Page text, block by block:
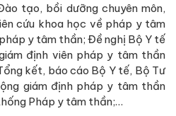
tạo, bồi dưỡng chuyên môn,
cứu khoa học về pháp y tâm
y tâm thần; Đề nghị Bộ Y tế
định viên pháp y tâm thần
kết, báo cáo Bộ Y tế, Bộ Tư
giám định pháp y tâm thần
Pháp y tâm thần;…